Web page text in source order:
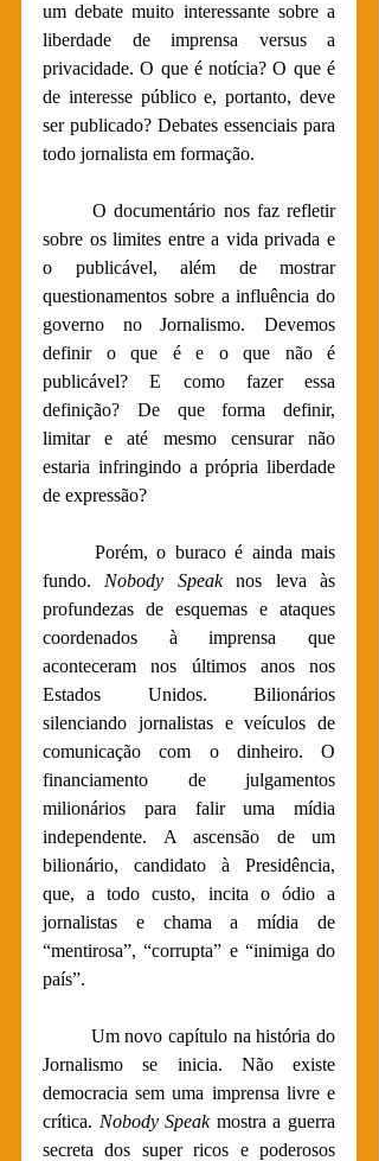
um debate muito interessante sobre a
liberdade de imprensa versus a
privacidade. O que é notícia? O que é
de interesse público e, portanto, deve
ser publicado? Debates essenciais para
todo jornalista em formação.
O documentário nos faz refletir
sobre os limites entre a vida privada e
o publicável, além de mostrar
questionamentos sobre a influência do
governo no Jornalismo. Devemos
definir o que é e o que não é
publicável? E como fazer essa
definição? De que forma definir,
limitar e até mesmo censurar não
estaria infringindo a própria liberdade
de expressão?
Porém, o buraco é ainda mais
fundo. Nobody Speak nos leva às
profundezas de esquemas e ataques
coordenados à imprensa que
aconteceram nos últimos anos nos
Estados Unidos. Bilionários
silenciando jornalistas e veículos de
comunicação com o dinheiro. O
financiamento de julgamentos
milionários para falir uma mídia
independente. A ascensão de um
bilionário, candidato à Presidência,
que, a todo custo, incita o ódio a
jornalistas e chama a mídia de
“mentirosa”, “corrupta” e “inimiga do
país”.
Um novo capítulo na história do
Jornalismo se inicia. Não existe
democracia sem uma imprensa livre e
crítica. Nobody Speak mostra a guerra
secreta dos super ricos e poderosos